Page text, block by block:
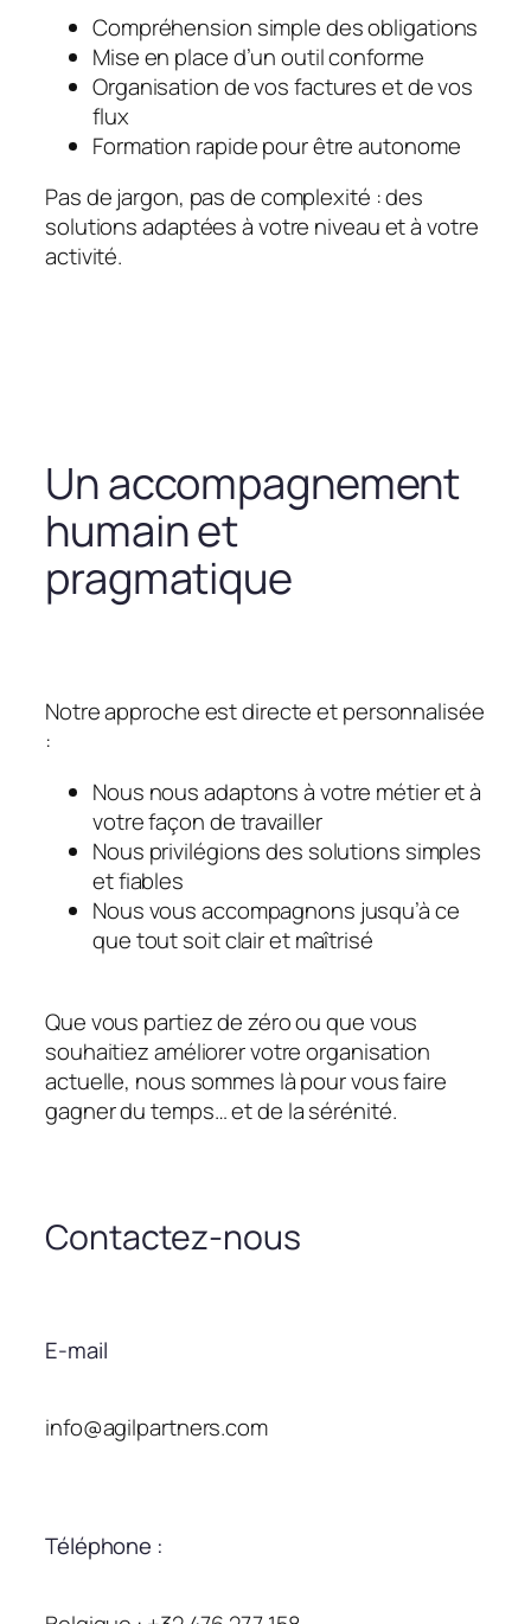
Compréhension simple des obligations
Mise en place d’un outil conforme
Organisation de vos factures et de vos
flux
Formation rapide pour être autonome
Pas de jargon, pas de complexité : des
solutions adaptées à votre niveau et à votre
activité.
Un accompagnement
humain et
pragmatique
Notre approche est directe et personnalisée
:
Nous nous adaptons à votre métier et à
votre façon de travailler
Nous privilégions des solutions simples
et fiables
Nous vous accompagnons jusqu’à ce
que tout soit clair et maîtrisé
Que vous partiez de zéro ou que vous
souhaitiez améliorer votre organisation
actuelle, nous sommes là pour vous faire
gagner du temps… et de la sérénité.
Contactez-nous
E-mail
info@agilpartners.com
Téléphone :